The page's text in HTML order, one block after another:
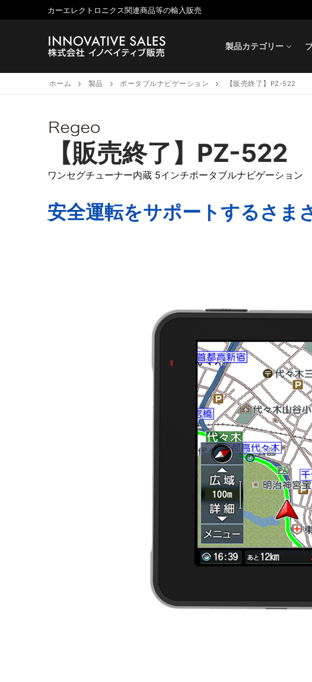
ン
カーエレクトロニクス関連商品等の輸入販売
製品カテゴリー
ホーム 製品 ポータブルナビゲーション 【販売終了】PZ-522
【販売終了】PZ-522
ワンセグチューナー内蔵 5インチポータブルナビゲーション
安全運転をサポートするさま